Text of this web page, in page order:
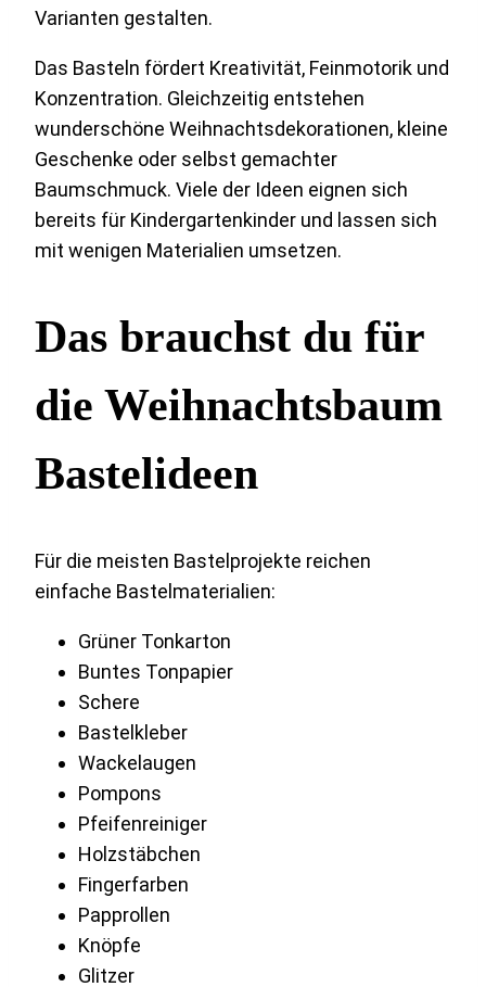
Varianten gestalten.
Das Basteln fördert Kreativität, Feinmotorik und
Konzentration. Gleichzeitig entstehen
wunderschöne Weihnachtsdekorationen, kleine
Geschenke oder selbst gemachter
Baumschmuck. Viele der Ideen eignen sich
bereits für Kindergartenkinder und lassen sich
mit wenigen Materialien umsetzen.
Das brauchst du für
die Weihnachtsbaum
Bastelideen
Für die meisten Bastelprojekte reichen
einfache Bastelmaterialien:
Grüner Tonkarton
Buntes Tonpapier
Schere
Bastelkleber
Wackelaugen
Pompons
Pfeifenreiniger
Holzstäbchen
Fingerfarben
Papprollen
Knöpfe
Glitzer